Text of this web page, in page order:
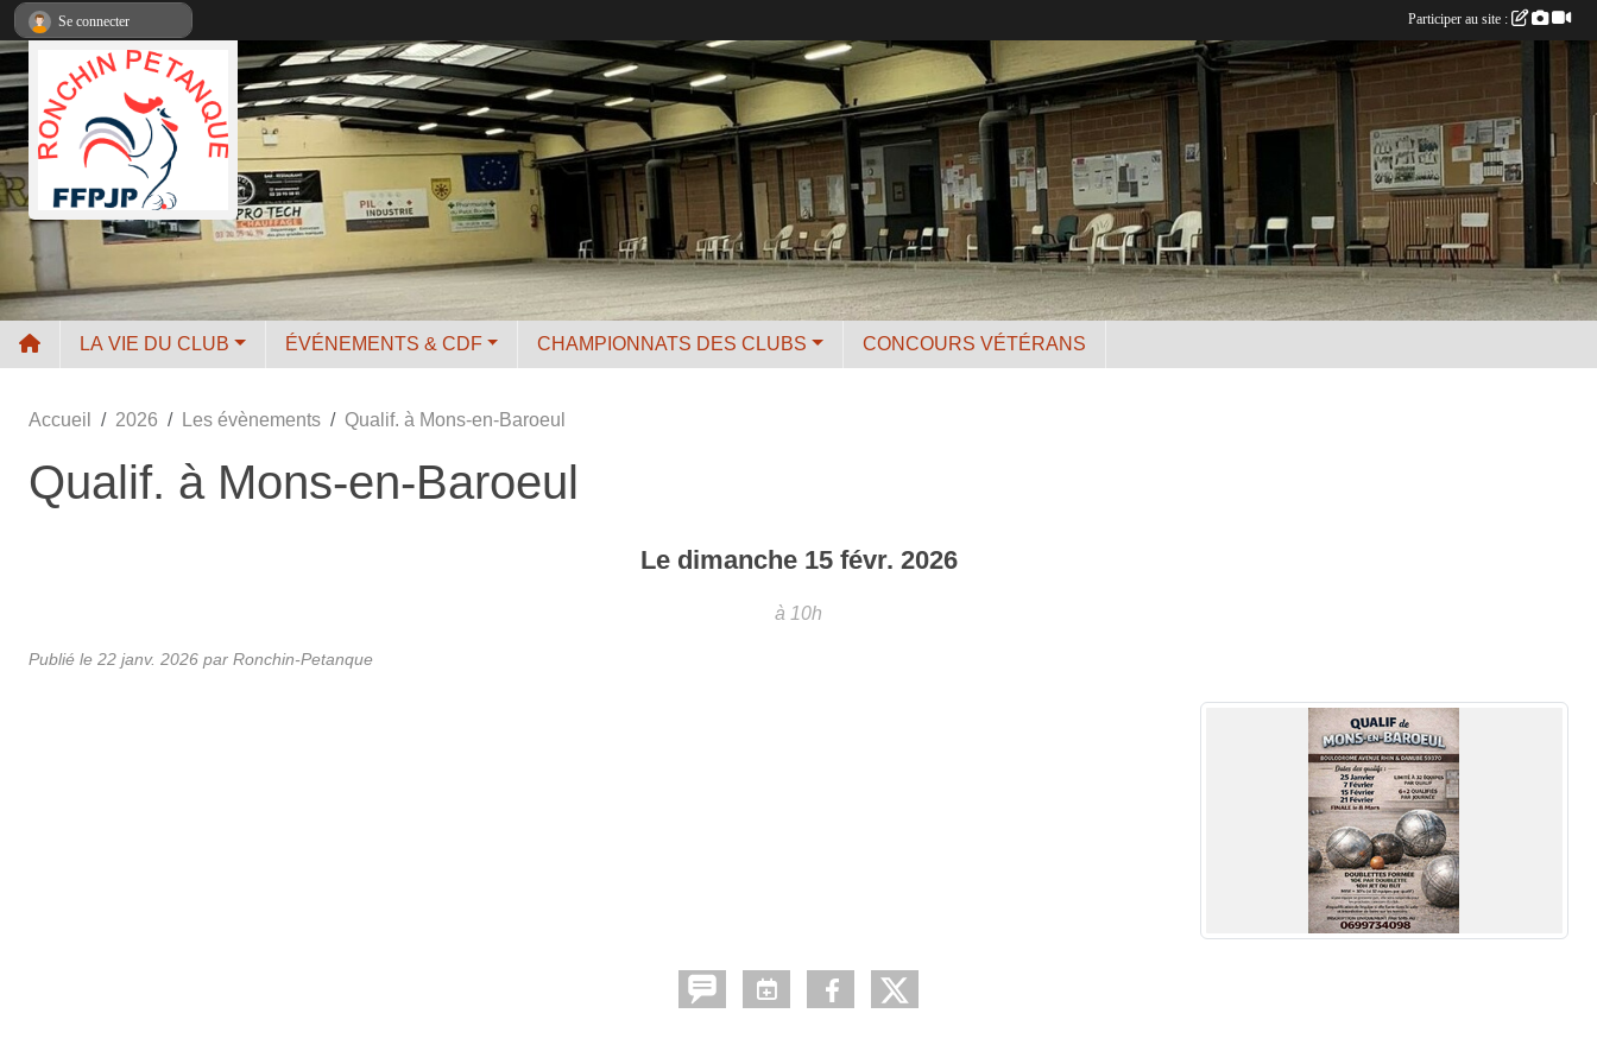
LA VIE DU CLUB ÉVÉNEMENTS & CDF CHAMPIONNATS DES CLUBS CONCOURS VÉTÉRANS
Accueil 2026 Les évènements Qualif. à Mons-en-Baroeul
Qualif. à Mons-en-Baroeul
Le dimanche 15 févr. 2026
à 10h
Publié le 22 janv. 2026 par Ronchin-Petanque
Se connecter Participer au site :
Panneau de gestion des cookies